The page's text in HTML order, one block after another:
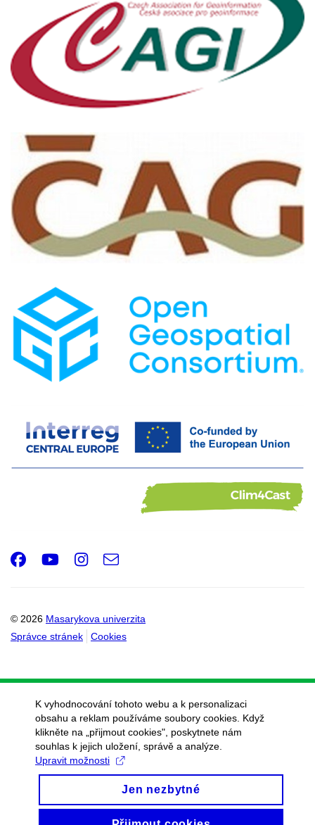
© 2026 Masarykova univerzita
Správce stránek
Cookies
Facebook
Youtube
Instagram
e-
K vyhodnocování tohoto webu a k personalizaci
obsahu a reklam používáme soubory cookies. Když
klikněte na „přijmout cookies", poskytnete nám
souhlas k jejich uložení, správě a analýze.
Upravit možnosti
Jen nezbytné